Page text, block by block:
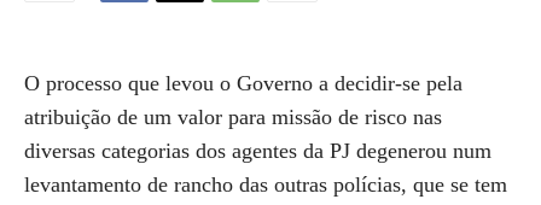
O processo que levou o Governo a decidir-se pela
atribuição de um valor para missão de risco nas
diversas categorias dos agentes da PJ degenerou num
levantamento de rancho das outras polícias, que se tem